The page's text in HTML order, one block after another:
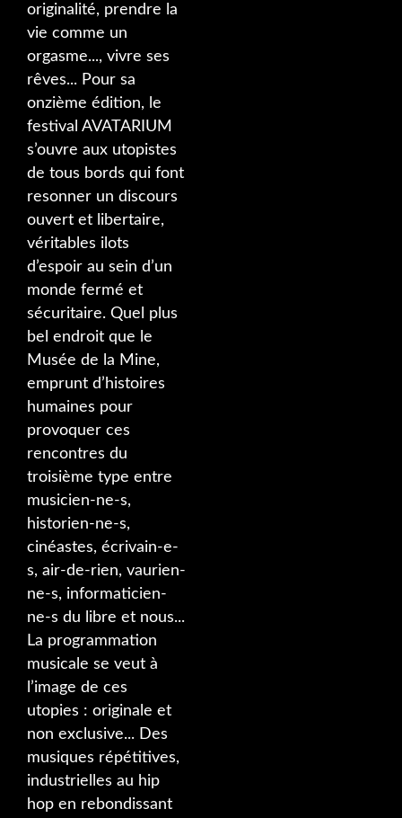
originalité, prendre la
vie comme un
orgasme..., vivre ses
rêves... Pour sa
onzième édition, le
festival AVATARIUM
s’ouvre aux utopistes
de tous bords qui font
resonner un discours
ouvert et libertaire,
véritables ilots
d’espoir au sein d’un
monde fermé et
sécuritaire. Quel plus
bel endroit que le
Musée de la Mine,
emprunt d’histoires
humaines pour
provoquer ces
rencontres du
troisième type entre
musicien-ne-s,
historien-ne-s,
cinéastes, écrivain-e-
s, air-de-rien, vaurien-
ne-s, informaticien-
ne-s du libre et nous...
La programmation
musicale se veut à
l’image de ces
utopies : originale et
non exclusive... Des
musiques répétitives,
industrielles au hip
hop en rebondissant